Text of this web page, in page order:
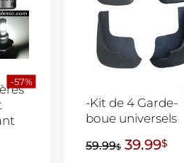
-57%
-Kit de 4 Garde-
boue universels
59.99$ 39.99$